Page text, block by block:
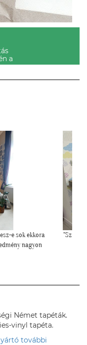
a
Ilyen lett a
Német tapéták.
vinyl tapéta.
további